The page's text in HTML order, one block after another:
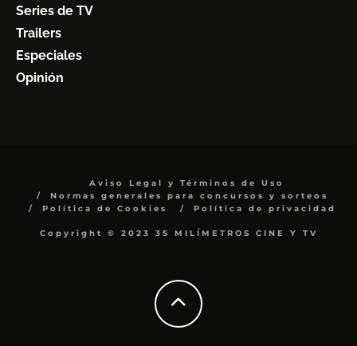
Series de TV
Trailers
Especiales
Opinión
Aviso Legal y Términos de Uso
Normas generales para concursos y sorteos
Política de Cookies
Política de privacidad
Copyright © 2023 35 MILÍMETROS CINE Y TV